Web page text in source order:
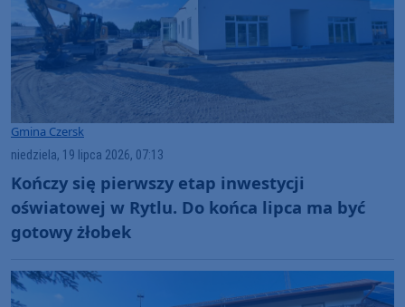
Gmina Czersk
niedziela, 19 lipca 2026, 07:13
Kończy się pierwszy etap inwestycji
oświatowej w Rytlu. Do końca lipca ma być
gotowy żłobek